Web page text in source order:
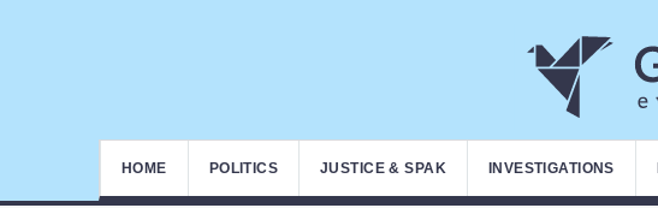
HOME POLITICS JUSTICE & SPAK INVESTIGATIONS